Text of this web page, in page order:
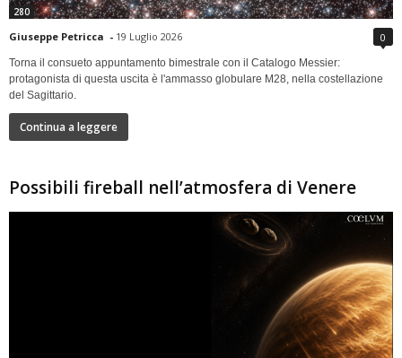
280
Giuseppe Petricca - 19 Luglio 2026 0
Torna il consueto appuntamento bimestrale con il Catalogo Messier:
protagonista di questa uscita è l'ammasso globulare M28, nella costellazione
del Sagittario.
Continua a leggere
Possibili fireball nell’atmosfera di Venere